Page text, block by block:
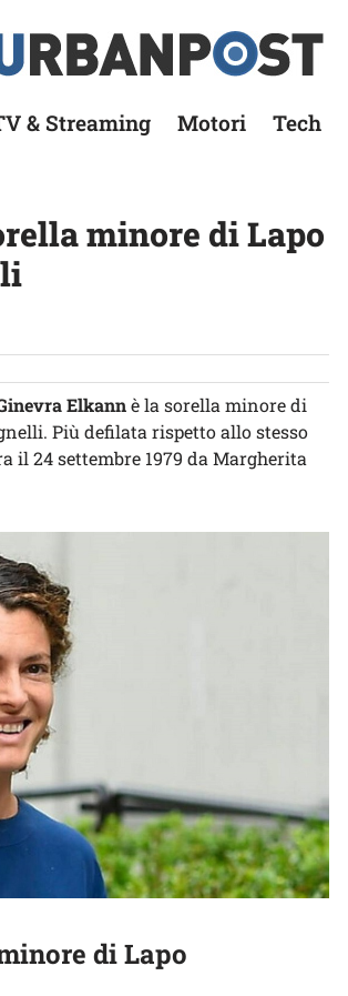
& Streaming Motori Tech
minore di Lapo
Elkannè la sorella minore di
Più defilata rispetto allo stesso
il 24 settembre 1979 da Margherita
di Lapo